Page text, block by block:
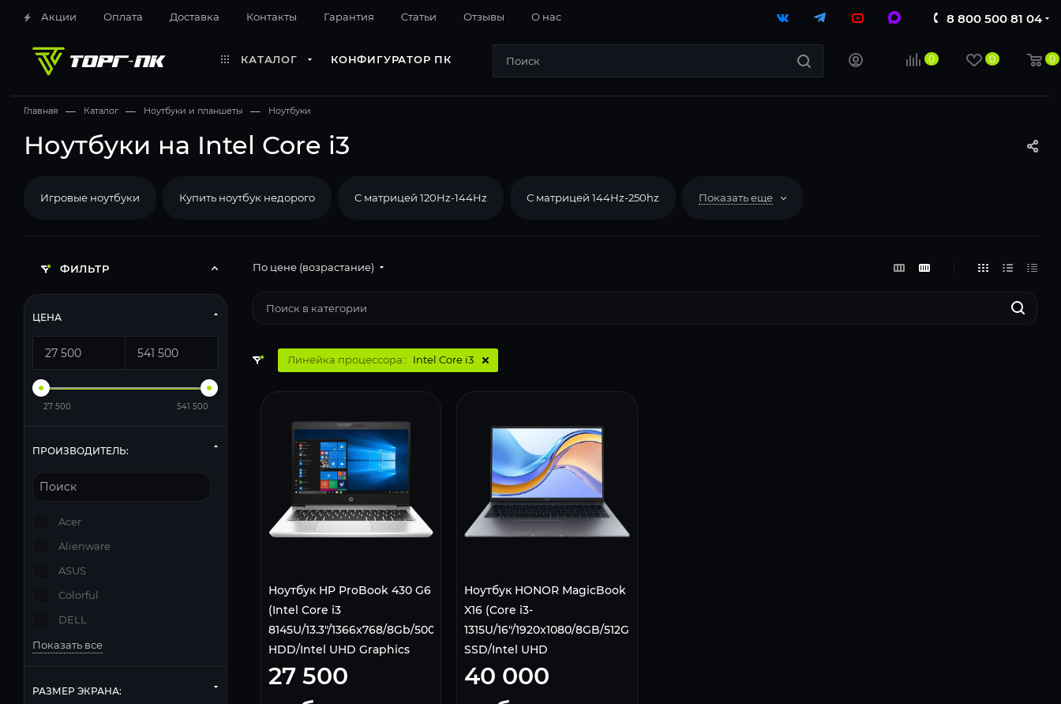
Акции Оплата Доставка Контакты Гарантия Cтатьи Отзывы О нас 8 800 500 81 04
КАТАЛОГ КОНФИГУРАТОР ПК 0 0 0
Главная — Каталог — Ноутбуки и планшеты — Ноутбуки
Ноутбуки на Intel Core i3
Игровые ноутбуки Купить ноутбук недорого С матрицей 120Hz-144Hz С матрицей 144Hz-250hz Показать еще
По цене (возрастание)
Линейка процессора:: Intel Core i3
Ноутбук HP ProBook 430 G6
(Intel Core i3
8145U/13.3"/1366x768/8Gb/500Gb
HDD/Intel UHD Graphics
620/Wi-Fi/Bluetooth/Win 11
Pro) 6EC38ES
27 500
Ноутбук HONOR MagicBook
X16 (Core i3-
1315U/16"/1920x1080/8GB/512GB
SSD/Intel UHD
Graphics/DOS)
40 000
ФИЛЬТР
ЦЕНА
27 500 541 500
ПРОИЗВОДИТЕЛЬ:
Acer
Alienware
ASUS
Colorful
DELL
Показать все
РАЗМЕР ЭКРАНА: